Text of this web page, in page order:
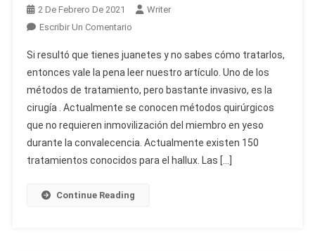
2 De Febrero De 2021
Writer
Escribir Un ComentarioOn
Action
–
Remedio
Casero
Para
Los
Juanetes
Si resultó que tienes juanetes y no sabes cómo tratarlos,
entonces vale la pena leer nuestro artículo. Uno de los
métodos de tratamiento, pero bastante invasivo, es la
cirugía . Actualmente se conocen métodos quirúrgicos
que no requieren inmovilización del miembro en yeso
durante la convalecencia. Actualmente existen 150
tratamientos conocidos para el hallux. Las […]
Continue Reading